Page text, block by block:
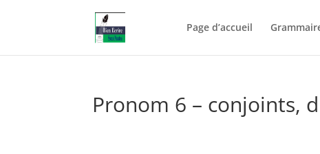
Page d’accueil
Pronom 6 – conjoints,